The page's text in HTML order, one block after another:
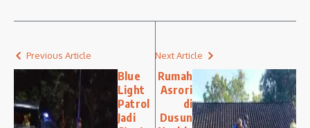
Previous Article
Blue
Light
Patrol
Jadi
Next Article
Rumah
Asrori
di
Dusun